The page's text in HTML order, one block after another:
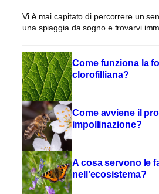
Vi è mai capitato di percorrere un
una spiaggia da sogno e trovarvi
Come funziona la
clorofilliana?
Come avviene il
impollinazione?
A cosa servono le
nell’ecosistema?